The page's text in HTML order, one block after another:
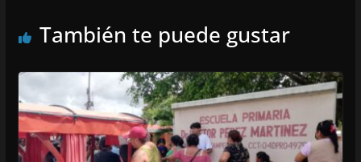
También te puede gustar